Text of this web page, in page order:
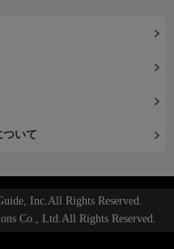
ついて
Inc.All Rights Reserved.
Co., Ltd.All Rights Reserved.